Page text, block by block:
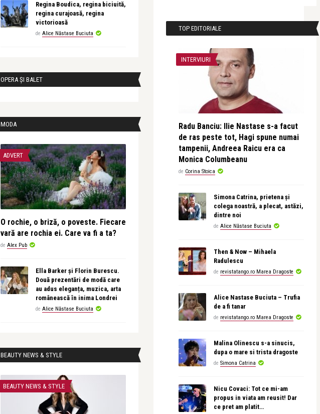
Regina Boudica, regina biciuită,
regina curajoasă, regina
victorioasă
de Alice Năstase Buciuta
OPERA ȘI BALET
MODA
ADVERT
O rochie, o briză, o poveste. Fiecare
vară are rochia ei. Care va fi a ta?
de Alex Pub
Ella Barker și Florin Burescu.
Două prezentări de modă care
au adus eleganța, muzica, arta
românească în inima Londrei
de Alice Năstase Buciuta
BEAUTY NEWS & STYLE
BEAUTY NEWS & STYLE
TOP EDITORIALE
INTERVIURI
Radu Banciu: Ilie Nastase s-a facut
de ras peste tot, Hagi spune numai
tampenii, Andreea Raicu era ca
Monica Columbeanu
de Corina Stoica
Simona Catrina, prietena și
colega noastră, a plecat, astăzi,
dintre noi
de Alice Năstase Buciuta
Then & Now – Mihaela
Radulescu
de revistatango.ro Marea Dragoste
Alice Nastase Buciuta – Trufia
de a fi tanar
de revistatango.ro Marea Dragoste
Malina Olinescu s-a sinucis,
dupa o mare si trista dragoste
de Simona Catrina
Nicu Covaci: Tot ce mi-am
propus in viata am reusit! Dar
ce pret am platit…